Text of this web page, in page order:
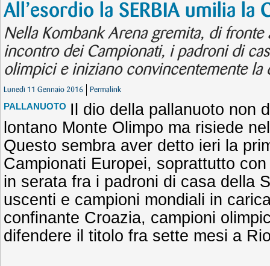
All’esordio la SERBIA umilia la
Nella Kombank Arena gremita, di
incontro dei Campionati, i padroni di
olimpici e iniziano convincentemente la
Lunedì 11 Gennaio 2016 Permalink
PALLANUOTO Il dio della pallanuoto non
lontano Monte Olimpo ma risiede
Questo sembra aver detto ieri la
Campionati Europei, soprattutto
in serata fra i padroni di casa della
uscenti e campioni mondiali in
confinante Croazia, campioni
difendere il titolo fra sette mesi a